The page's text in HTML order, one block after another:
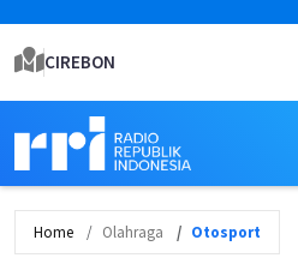
CIREBON
Home Olahraga Otosport